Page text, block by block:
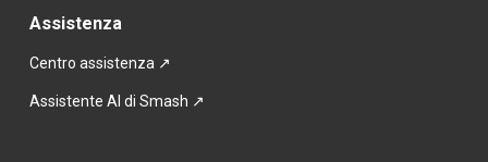
Assistenza
Centro assistenza ↗
Assistente AI di Smash ↗